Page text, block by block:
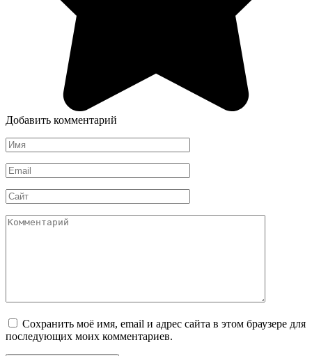
Добавить комментарий
Имя
*
Email
*
Сайт
Комментарий
Сохранить моё имя, email и адрес сайта в этом браузере для
последующих моих комментариев.